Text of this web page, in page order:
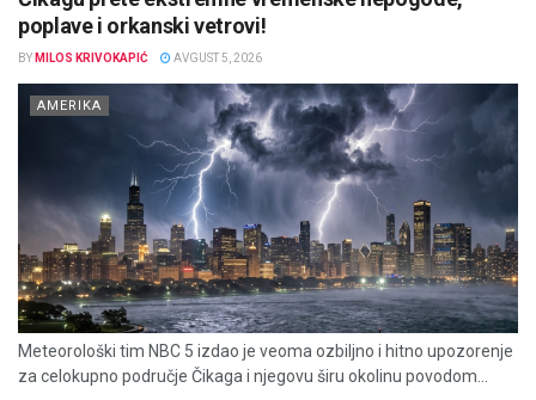
poplave i orkanski vetrovi!
BY MILOS KRIVOKAPIĆ AVGUST 5, 2026
AMERIKA
Meteorološki tim NBC 5 izdao je veoma ozbiljno i hitno upozorenje
za celokupno područje Čikaga i njegovu širu okolinu povodom...